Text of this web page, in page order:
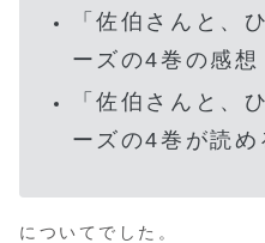
「佐伯さんと、
ーズの4巻の感想
「佐伯さんと、
ーズの4巻が読
についてでした。